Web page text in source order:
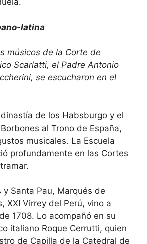
latina
músicos de la Corte de
Scarlatti, el Padre Antonio
se escucharon en el
de los Habsburgo y el
al Trono de España,
musicales. La Escuela
profundamente en las Cortes
y Santa Pau, Marqués de
XXI Virrey del Perú, vino a
1708. Lo acompañó en su
italiano Roque Cerrutti, quien
de Capilla de la Catedral de